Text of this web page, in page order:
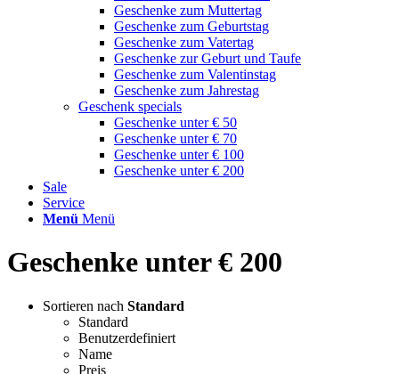
Geschenke zum Muttertag
Geschenke zum Geburtstag
Geschenke zum Vatertag
Geschenke zur Geburt und Taufe
Geschenke zum Valentinstag
Geschenke zum Jahrestag
Geschenk specials
Geschenke unter € 50
Geschenke unter € 70
Geschenke unter € 100
Geschenke unter € 200
Sale
Service
Menü Menü
Geschenke unter € 200
Sortieren nach Standard
Standard
Benutzerdefiniert
Name
Preis